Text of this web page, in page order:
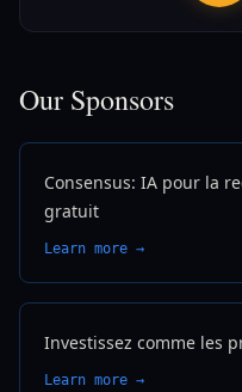
Our Sponsors
Consensus: IA pour la
gratuit
Learn more →
Investissez comme les
Learn more →